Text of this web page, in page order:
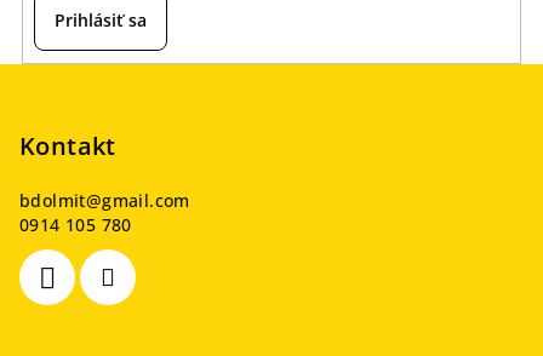
Prihlásiť sa
Kontakt
bdolmit@gmail.com
0914 105 780